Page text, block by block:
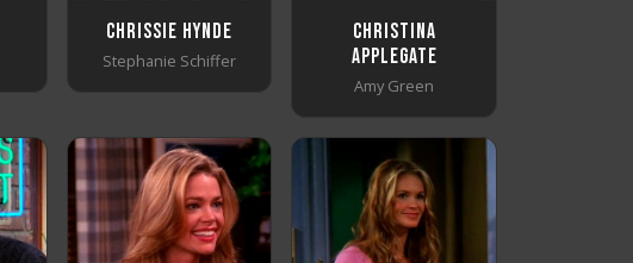
Chrissie Hynde
Stephanie Schiffer
Christina
Applegate
Amy Green